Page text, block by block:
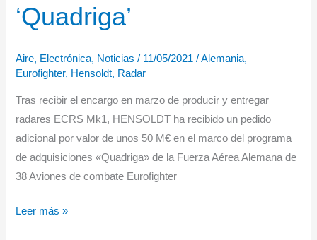
Canberra
‘Quadriga’
Aire, Electrónica, Noticias / 11/05/2021/Alemania,
Eurofighter, Hensoldt, Radar
Tras recibir el encargo en marzo de producir y entregar
radares ECRS Mk1, HENSOLDT ha recibido un pedido
adicional por valor de unos 50 M€ en el marco del programa
de adquisiciones «Quadriga» de la Fuerza Aérea Alemana de
38 Aviones de combate Eurofighter
HENSOLDT
Leer más »